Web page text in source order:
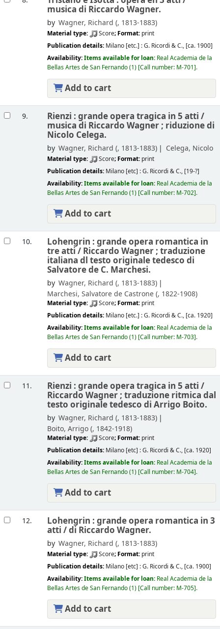
musica di Riccardo Wagner.
by Wagner, Richard (, 1813-1883)
Material type: Score; Format: print
Publication details: Milano [etc.] :G. Ricordi & C., [ca. 1900]
Availability:Items available for loan: Real Academia de la
Bellas Artes de San Fernando(1) Call number: M-701 .
Add to cart
9. Rienzi : grande opera tragica in 5 atti /
musica di Riccardo Wagner ; riduzione di
Nicolo Celega.
by Wagner, Richard (, 1813-1883) Celega, Nicolo
Material type: Score; Format: print
Publication details: Milano [etc] :G. Ricordi & C., [19-?]
Availability:Items available for loan: Real Academia de la
Bellas Artes de San Fernando(1) Call number: M-702 .
Add to cart
10. Lohengrin : grande opera romantica in
tre atti / Riccardo Wagner ; traduzione
italiana dl testo originale tedesco di
Salvatore de C. Marchesi.
by Wagner, Richard (, 1813-1883)
Marchesi, Salvatore de Castrone (, 1822-1908)
Material type: Score; Format: print
Publication details: Milano [etc.] :G. Ricordi & C., [ca. 1920]
Availability:Items available for loan: Real Academia de la
Bellas Artes de San Fernando(1) Call number: M-703 .
Add to cart
11. Rienzi : grande opera tragica in 5 atti /
Riccardo Wagner ; traduzione ritmica dal
testo originale tedesco di Arrigo Boito.
by Wagner, Richard (, 1813-1883)
Boito, Arrigo (, 1842-1918)
Material type: Score; Format: print
Publication details: Milano [etc] :G. Ricordi & C., [ca. 1920]
Availability:Items available for loan: Real Academia de la
Bellas Artes de San Fernando(1) Call number: M-704 .
Add to cart
12. Lohengrin : grande opera romantica in 3
atti /di Riccardo Wagner.
by Wagner, Richard (, 1813-1883)
Material type: Score; Format: print
Publication details: Milano [etc] :G. Ricordi & C., [ca. 1900]
Availability:Items available for loan: Real Academia de la
Bellas Artes de San Fernando(1) Call number: M-705 .
Add to cart